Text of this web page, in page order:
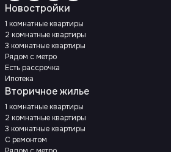
Новостройки
1 комнатные квартиры
2 комнатные квартиры
3 комнатные квартиры
Рядом с метро
Есть рассрочка
Ипотека
Вторичное жилье
1 комнатные квартиры
2 комнатные квартиры
3 комнатные квартиры
С ремонтом